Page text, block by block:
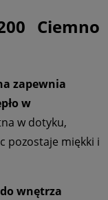
Ciemno
zapewnia
w
w dotyku,
pozostaje miękki i
wnętrza